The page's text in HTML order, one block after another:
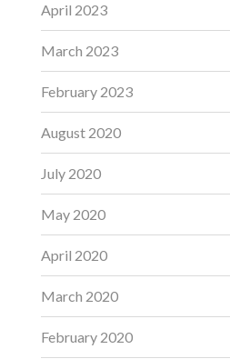
April 2023
March 2023
February 2023
August 2020
July 2020
May 2020
April 2020
March 2020
February 2020